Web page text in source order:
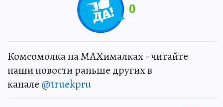
0
Комсомолка на MAXималках - читайте
наши новости раньше других в
канале @truekpru